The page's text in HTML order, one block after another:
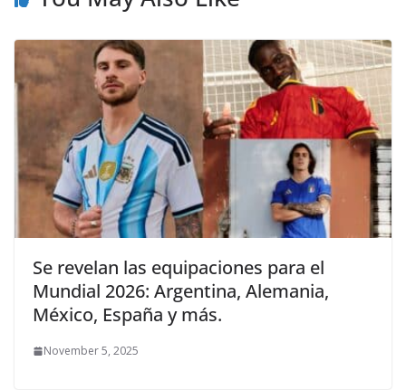
Se revelan las equipaciones para el
Mundial 2026: Argentina, Alemania,
México, España y más.
November 5, 2025